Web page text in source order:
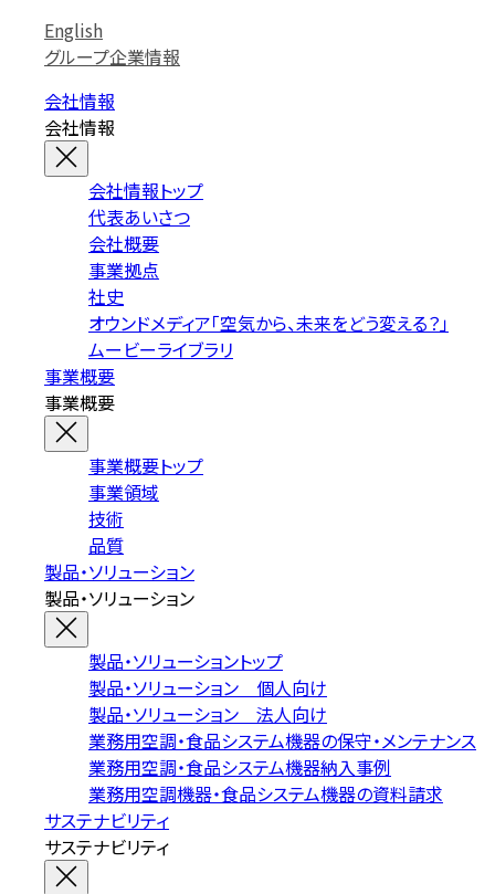
English
グループ企業情報
会社情報
会社情報
会社情報トップ
代表あいさつ
会社概要
事業拠点
社史
オウンドメディア「空気から、未来をどう変える？」
ムービーライブラリ
事業概要
事業概要
事業概要トップ
事業領域
技術
品質
製品・ソリューション
製品・ソリューション
製品・ソリューショントップ
製品・ソリューション 個人向け
製品・ソリューション 法人向け
業務用空調・食品システム機器の保守・メンテナンス
業務用空調・食品システム機器納入事例
業務用空調機器・食品システム機器の資料請求
サステナビリティ
サステナビリティ